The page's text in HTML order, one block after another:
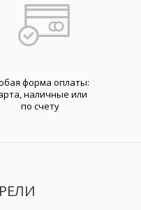
форма оплаты:
наличные или
по счету